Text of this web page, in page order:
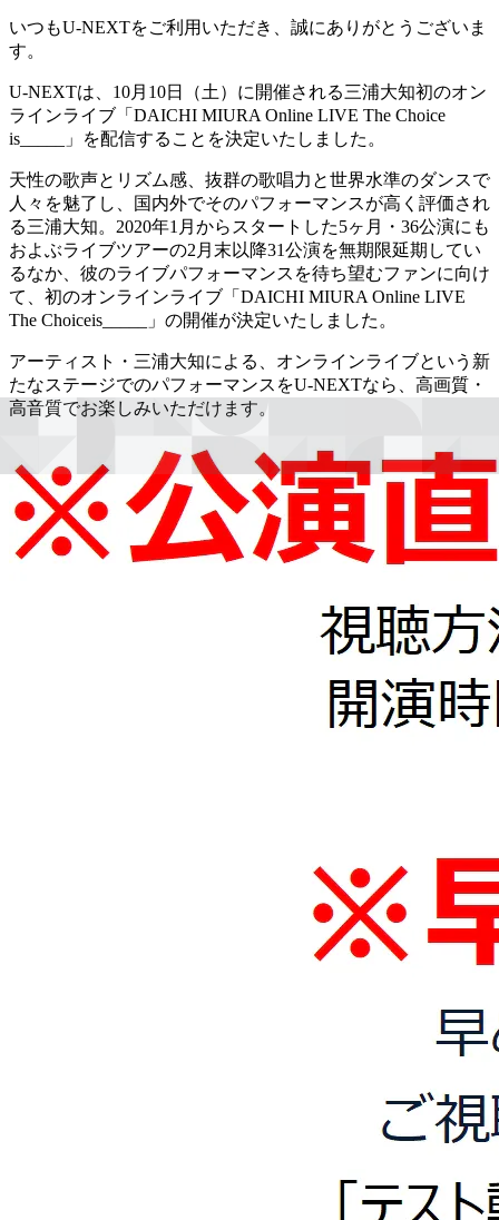
いつもU-NEXTをご利用いただき、誠にありがとうございま
す。
U-NEXTは、10月10日（土）に開催される三浦大知初のオン
ラインライブ「DAICHI MIURA Online LIVE The Choice
is_____」を配信することを決定いたしました。
天性の歌声とリズム感、抜群の歌唱力と世界水準のダンスで
人々を魅了し、国内外でそのパフォーマンスが高く評価され
る三浦大知。2020年1月からスタートした5ヶ月・36公演にも
およぶライブツアーの2月末以降31公演を無期限延期してい
るなか、彼のライブパフォーマンスを待ち望むファンに向け
て、初のオンラインライブ「DAICHI MIURA Online LIVE
The Choiceis_____」の開催が決定いたしました。
アーティスト・三浦大知による、オンラインライブという新
たなステージでのパフォーマンスをU-NEXTなら、高画質・
高音質でお楽しみいただけます。